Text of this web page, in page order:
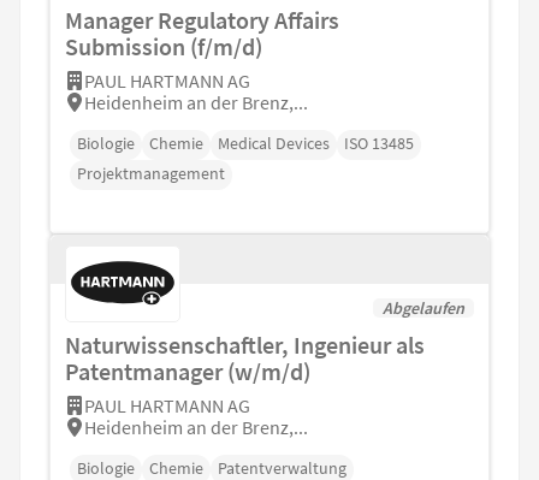
Manager Regulatory Affairs
Submission (f/m/d)
PAUL HARTMANN AG
Heidenheim an der Brenz,...
Biologie Chemie Medical Devices
ISO 13485
Projektmanagement
Abgelaufen
Naturwissenschaftler, Ingenieur als
Patentmanager (w/m/d)
PAUL HARTMANN AG
Heidenheim an der Brenz,...
Biologie Chemie
Patentverwaltung